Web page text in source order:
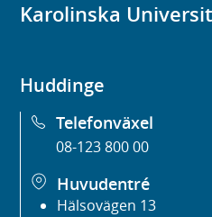
Karolinska
Huddinge
Telefonväxel
08-123 800 00
Huvudentré
Hälsovägen 13